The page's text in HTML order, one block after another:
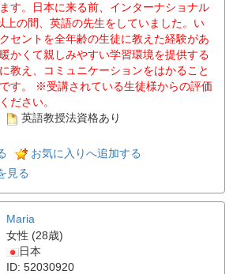
す。日本に来る前、インターナショナル
上の間、英語の先生をしていました。い
セントを全年齢の生徒に教えた経験があ
かくて親しみやすい学習環境を提供する
教え、コミュニケーションをはかること
す。 ※受講されている生徒様からの評価
ださい。
英語教授法資格あり
お気に入りへ追加する
見る
Maria
女性 (28歳)
日本
ID: 52030920